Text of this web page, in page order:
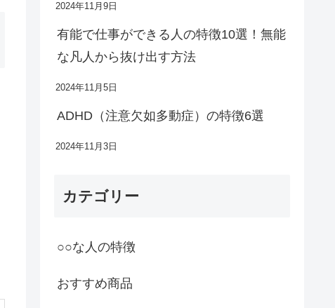
2024年11月9日
有能で仕事ができる人の特徴10選！無能
な凡人から抜け出す方法
2024年11月5日
ADHD（注意欠如多動症）の特徴6選
2024年11月3日
カテゴリー
○○な人の特徴
おすすめ商品